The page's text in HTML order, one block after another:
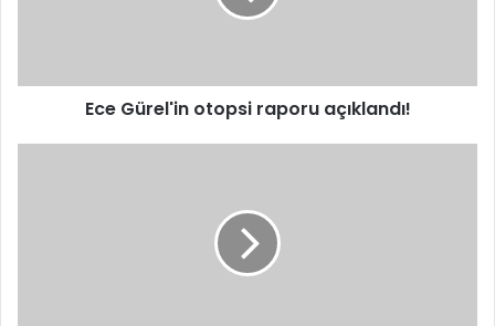
Ece Gürel'in otopsi raporu açıklandı!